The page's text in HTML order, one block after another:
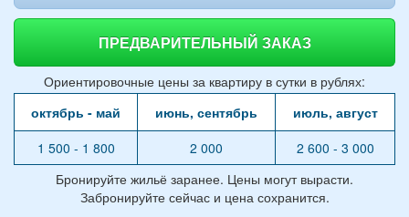
ПРЕДВАРИТЕЛЬНЫЙ ЗАКАЗ
Ориентировочные цены за квартиру в сутки в рублях:
октябрь - май
июнь, сентябрь
июль, август
1 500 - 1 800
2 000
2 600 - 3 000
Бронируйте жильё заранее. Цены могут вырасти.
Забронируйте сейчас и цена сохранится.